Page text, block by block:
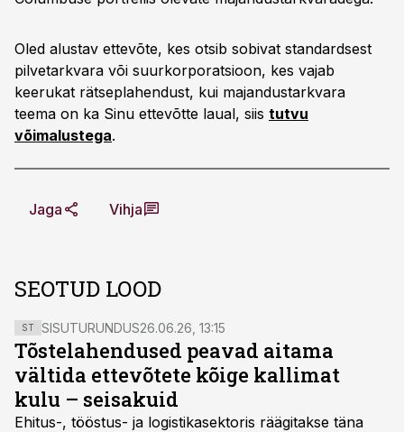
Oled alustav ettevõte, kes otsib sobivat standardsest
pilvetarkvara või suurkorporatsioon, kes vajab
keerukat rätseplahendust, kui majandustarkvara
teema on ka Sinu ettevõtte laual, siis tutvu
võimalustega.
Jaga Vihja
SEOTUD LOOD
ST SISUTURUNDUS26.06.26, 13:15
Tõstelahendused peavad aitama
vältida ettevõtete kõige kallimat
kulu – seisakuid
Ehitus-, tööstus- ja logistikasektoris räägitakse täna